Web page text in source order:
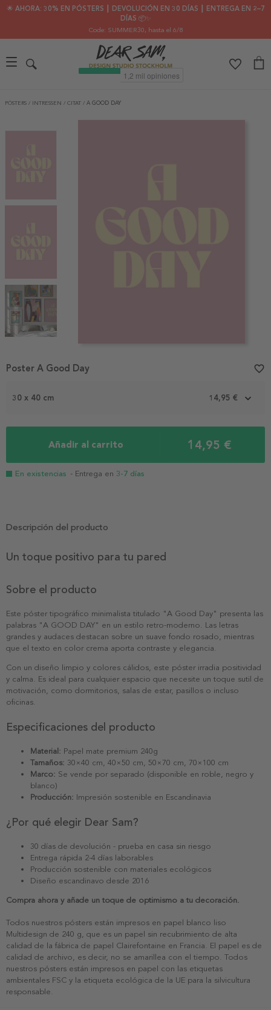
🌟 AHORA: 30% EN PÓSTERS ┃ DEVOLUCIÓN EN 30 DÍAS ┃ ENTREGA EN 2–7
DÍAS 📦✨
Code: SUMMER30, hasta el 6/8
PÓSTERS / INTRESSEN / CITAT / A GOOD DAY
1
30 x 40 cm 14,95 €
Añadir al carrito 14,95 €
En existencias - Entrega en 3-7 días
Poster A Good Day favorite_border
Descripción del producto
Un toque positivo para tu pared
Sobre el producto
Este póster tipográfico minimalista titulado "A Good Day" presenta las
palabras "A GOOD DAY" en un estilo retro-moderno. Las letras
grandes y audaces destacan sobre un suave fondo rosado, mientras
que el texto en color crema aporta contraste y elegancia.
Con un diseño limpio y colores cálidos, este póster irradia positividad
y calma. Es ideal para cualquier espacio que necesite un toque sutil de
motivación, como dormitorios, salas de estar, pasillos o incluso
oficinas.
Especificaciones del producto
Material: Papel mate premium 240g
Tamaños: 30×40 cm, 40×50 cm, 50×70 cm, 70×100 cm
Marco: Se vende por separado (disponible en roble, negro y
blanco)
Producción: Impresión sostenible en Escandinavia
¿Por qué elegir Dear Sam?
30 días de devolución - prueba en casa sin riesgo
Entrega rápida 2-4 días laborables
Producción sostenible con materiales ecológicos
Diseño escandinavo desde 2016
Compra ahora y añade un toque de optimismo a tu decoración.
Todos nuestros pósters están impresos en papel blanco liso
Multidesign de 240 g, que es un papel sin recubrimiento de alta
calidad de la fábrica de papel Clairefontaine en Francia. El papel es de
calidad de archivo, es decir, no se amarillea con el tiempo. Todos
nuestros pósters están impresos en papel con las etiquetas
ambientales FSC y la etiqueta ecológica de la UE para la silvicultura
responsable.